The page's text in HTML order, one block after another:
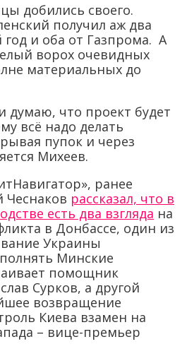
добились своего.
получил аж два
и оба от Газпрома. А
ворох очевидных
материальных до
думаю, что проект будет
всё надо делать
пупок и через
Михеев.
ранее
Чеснаков рассказал, что в
есть два взгляда на
в Донбассе, один из
Украины
Минские
помощник
Сурков, а другой
возвращение
Киева взамен на
– вице-премьер